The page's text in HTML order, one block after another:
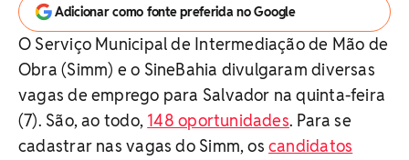
Adicionar como fonte preferida no Google
O Serviço Municipal de Intermediação de Mão de
Obra (Simm) e o SineBahia divulgaram diversas
vagas de emprego para Salvador na quinta-feira
(7). São, ao todo, 148 oportunidades. Para se
cadastrar nas vagas do Simm, oscandidatos